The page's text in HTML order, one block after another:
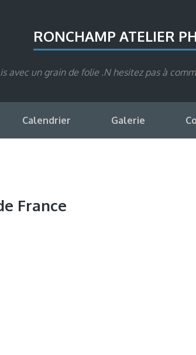
RONCHAMP ATELIER
avec un grain de folie .N hesitez pas à
Calendrier Galerie
France